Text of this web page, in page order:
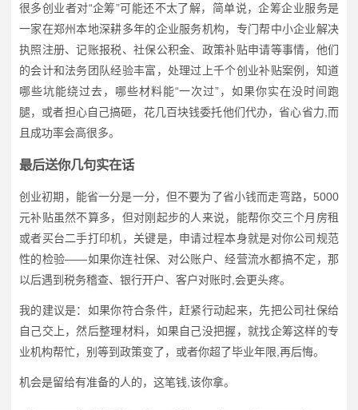
很多创业者对“企筹”可能还不太了解，简单说，企筹企业服务是
一家在郑州本地深耕多年的企业服务机构，专门帮中小企业解决
执照注册、记账报税、社保公积金、政策补贴申请等事情，他们
的会计和法务团队经验丰富，处理过上千个创业补贴案例，知道
哪些坑能绕过去，哪些材料能“一次过”，如果你实在没时间跑
腿，或者担心自己搞砸，花几百块钱委托他们代办，省心省力,而
且成功率会高很多。
最后送你几句实在话
创业初期，能省一分是一分，但不要为了省小钱而走弯路，5000
元补贴虽然不算多，但对刚起步的人来说，能帮你交三个月房租
或者买台二手打印机，关键是，申请过程本身就是对你公司规范
性的检验——如果你连社保、对公账户、经营流水都搞不定，那
以后遇到税务稽查、银行开户、客户对账时,会更头疼。
我的建议是：如果你符合条件，赶紧行动起来，先把公司社保给
自己交上，然后整理材料，如果自己没把握，就找企筹这样的专
业机构帮忙，别等到政策变了，或者你超了毕业年限,再后悔。
机会是留给有准备的人的，这笔钱,该你拿。